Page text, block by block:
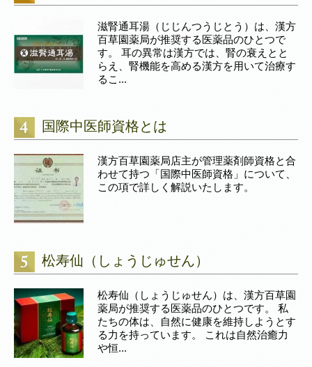
滋腎通耳湯（じじんつうじとう）は、漢方
百草園薬局が推奨する医薬品のひとつで
す。 耳の異常は漢方では、腎の衰えとと
らえ、腎機能を高める漢方を用いて治療す
るこ...
国際中医師資格とは
漢方百草園薬局店主が管理薬剤師資格と合
わせて持つ「国際中医師資格」について、
この項で詳しく解説いたします。
松寿仙（しょうじゅせん）
松寿仙（しょうじゅせん）は、漢方百草園
薬局が推奨する医薬品のひとつです。 私
たちの体は、自然に健康を維持しようとす
る力を持っています。 これは自然治癒力
や恒...